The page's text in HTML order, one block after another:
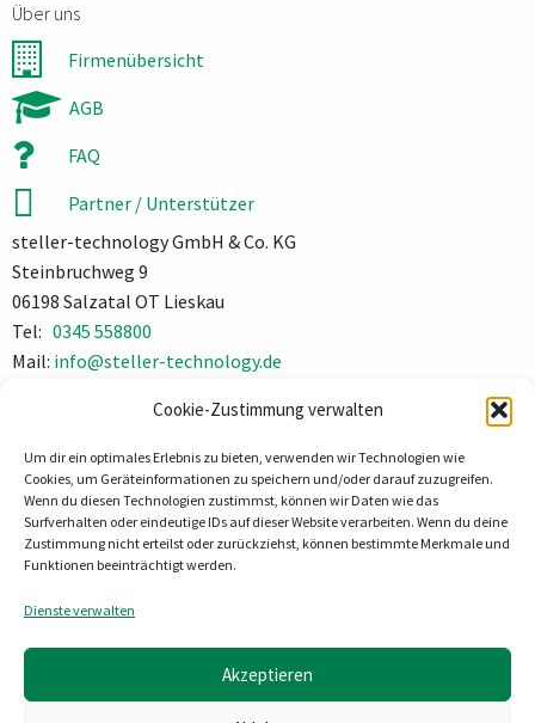
Cookie-Zustimmung verwalten
Um dir ein optimales Erlebnis zu bieten, verwenden wir Technologien wie
Cookies, um Geräteinformationen zu speichern und/oder darauf zuzugreifen.
Wenn du diesen Technologien zustimmst, können wir Daten wie das
Surfverhalten oder eindeutige IDs auf dieser Website verarbeiten. Wenn du deine
Zustimmung nicht erteilst oder zurückziehst, können bestimmte Merkmale und
Funktionen beeinträchtigt werden.
Dienste verwalten
Akzeptieren
Über uns
Firmenübersicht
AGB
FAQ
Partner / Unterstützer
steller-technology GmbH & Co. KG
Steinbruchweg 9
06198 Salzatal OT Lieskau
Tel: 0345 558800
Mail: info@steller-technology.de